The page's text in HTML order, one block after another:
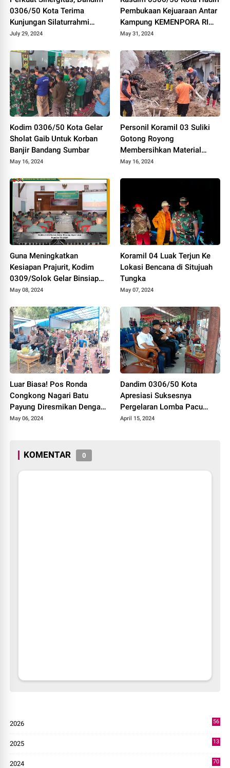
0306/50 Kota Terima
Kunjungan Silaturrahmi
Ketua Pengadilan Negeri
July 29, 2024
Pembukaan Kejuaraan Antar
Kampung KEMENPORA RI
Tahun 2024
May 31, 2024
Kodim 0306/50 Kota Gelar
Sholat Gaib Untuk Korban
Banjir Bandang Sumbar
May 16, 2024
Personil Koramil 03 Suliki
Gotong Royong
Membersihkan Material
Longsor Yang Menimpa
May 16, 2024
Guna Meningkatkan
Kesiapan Prajurit, Kodim
0309/Solok Gelar Binsiap
Apwil dan Puanter TA 2024
May 08, 2024
Koramil 04 Luak Terjun Ke
Lokasi Bencana di Situjuah
Tungka
May 07, 2024
Luar Biasa! Pos Ronda
Congkong Nagari Batu
Payung Diresmikan Dengan
Meriah
May 06, 2024
Dandim 0306/50 Kota
Apresiasi Suksesnya
Pergelaran Lomba Pacu
Kuda Lebaran Cup 2024
April 15, 2024
KOMENTAR 0
2026
56
2025
13
2024
70